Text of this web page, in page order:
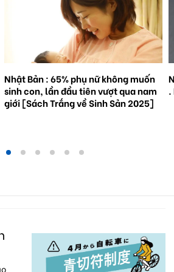
Natto trở thành hiện tượng toàn cầu
. Bối cảnh và triển vọng tương lai.